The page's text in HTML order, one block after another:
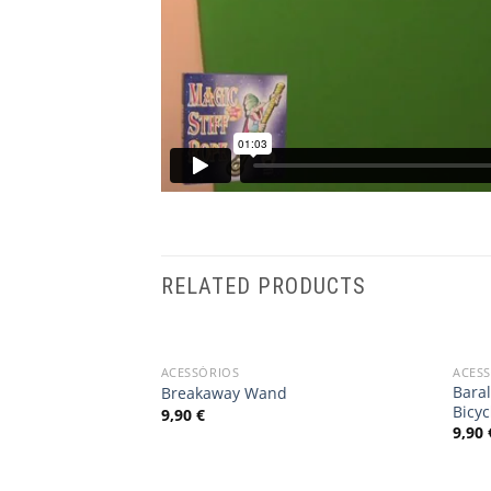
RELATED PRODUCTS
OUT OF STOCK
ACESSÓRIOS
Breakaway Wand
9,90 €
9,90